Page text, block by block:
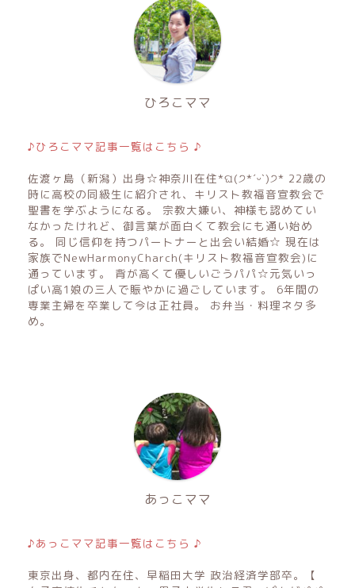
ひろこママ
♪ひろこママ記事一覧はこちら ♪
佐渡ヶ島（新潟）出身☆神奈川在住*ଘ(੭*ˊᵕˋ)੭* 22歳の
時に高校の同級生に紹介され、キリスト教福音宣教会で
聖書を学ぶようになる。 宗教大嫌い、神様も認めてい
なかったけれど、御言葉が面白くて教会にも通い始め
る。 同じ信仰を持つパートナーと出会い結婚☆ 現在は
家族でNewHarmonyCharch(キリスト教福音宣教会)に
通っています。 背が高くて優しいごうパパ☆元気いっ
ぱい高1娘の三人で賑やかに過ごしています。 6年間の
専業主婦を卒業して今は正社員。 お弁当・料理ネタ多
め。
あっこママ
♪あっこママ記事一覧はこちら ♪
東京出身、都内在住、早稲田大学 政治経済学部卒。【